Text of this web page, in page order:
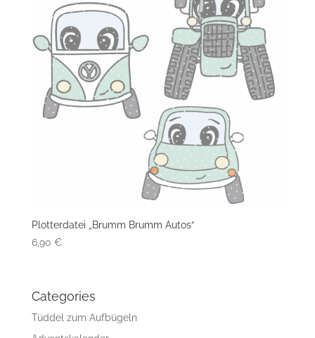
Plotterdatei „Brumm Brumm Autos“
6,90 €
Categories
Tüddel zum Aufbügeln